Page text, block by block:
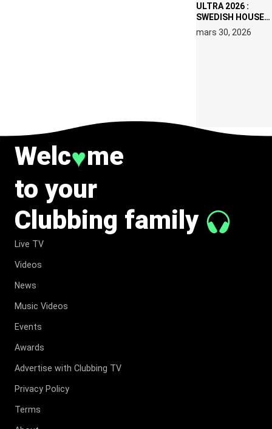
ULTRA 2026 :
SWEDISH HOUSE
MAFIA RETROUVE
ERIC PRYDZ DANS
mars 30, 2026
Welc♥me
to your
Clubbing family
Live TV
Videos
News
Music Videos
Events
Awards
Advertise with Clubbing TV
Privacy Policy
Terms